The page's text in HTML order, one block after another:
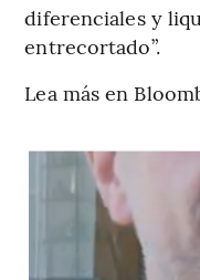
diferenciales y
entrecortado”.
Lea más en